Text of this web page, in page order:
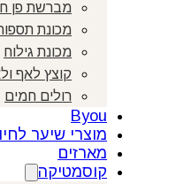
מברשת פן
מכונת
מכונת גילוח
קוצץ לאף
רולים חמים
Byou
מוצרי שיער
מארזים
קוסמטיקה